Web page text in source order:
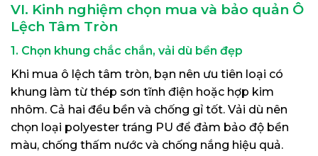
VI. Kinh nghiệm chọn mua và bảo quản Ô
Lệch Tâm Tròn
1. Chọn khung chắc chắn, vải dù bền đẹp
Khi mua ô lệch tâm tròn, bạn nên ưu tiên loại có
khung làm từ thép sơn tĩnh điện hoặc hợp kim
nhôm. Cả hai đều bền và chống gỉ tốt. Vải dù nên
chọn loại polyester tráng PU để đảm bảo độ bền
màu, chống thấm nước và chống nắng hiệu quả.